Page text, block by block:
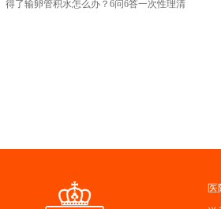
得了输卵管积水怎么办？6问6答一次性理清
医